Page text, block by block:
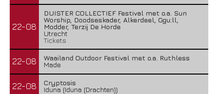
22-08
DUISTER COLLECTIEF Festival met o.a. Sun
Worship, Doodseskader, Alkerdeel, Ggu:ll,
Modder, Terzij De Horde
Utrecht
Tickets
22-08
Waailand Outdoor Festival met o.a. Ruthless
Made
22-08
Cryptosis
Iduna (Iduna (Drachten))